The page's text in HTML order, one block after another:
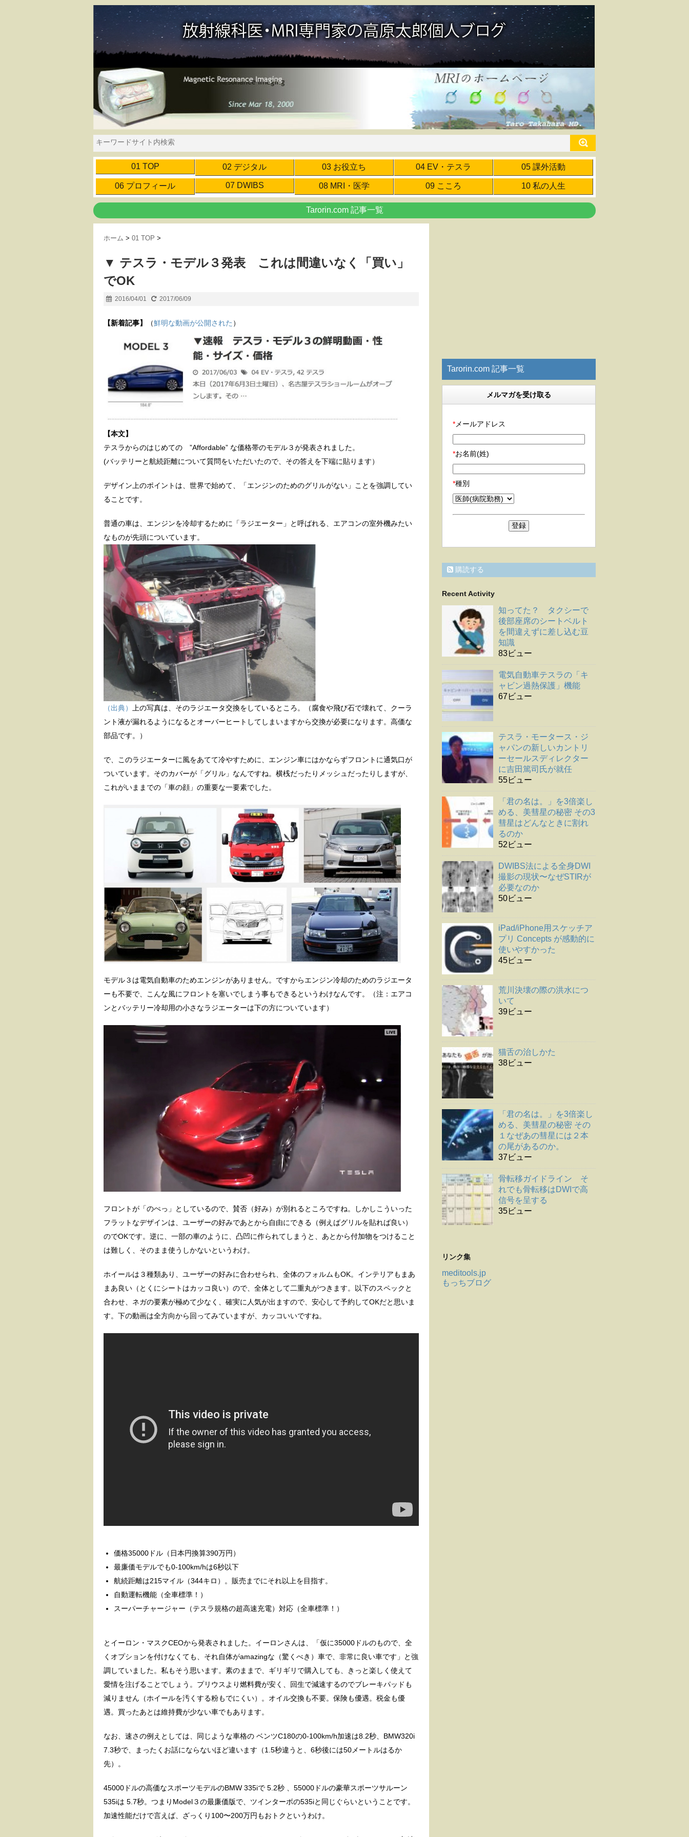
01 TOP 02 デジタル 03 お役立ち 04 EV・テスラ 05 課外活動
06 プロフィール 07 DWIBS 08 MRI・医学 09 こころ 10 私の人生
Tarorin.com 記事一覧
ホーム > 01 TOP >
▼ テスラ・モデル３発表 これは間違いなく「買い」
でOK
2016/04/01 2017/06/09
【新着記事】 （鮮明な動画が公開された ）
【本文】
テスラからのはじめての ”Affordable” な価格帯のモデル３が発表されました。
(バッテリーと航続距離について質問をいただいたので、その答えを下端に貼ります）
デザイン上のポイントは、世界で始めて、「エンジンのためのグリルがない」ことを強調してい
ることです。
普通の車は、エンジンを冷却するために「ラジエーター」と呼ばれる、エアコンの室外機みたい
なものが先頭についています。
（出典） 上の写真は、そのラジエータ交換をしているところ。（腐食や飛び石で壊れて、クーラ
ント液が漏れるようになるとオーバーヒートしてしまいますから交換が必要になります。高価な
部品です。）
で、このラジエーターに風をあてて冷やすために、エンジン車にはかならずフロントに通気口が
ついています。そのカバーが「グリル」なんですね。横桟だったりメッシュだったりしますが、
これがいままでの「車の顔」の重要な一要素でした。
モデル３は電気自動車のためエンジンがありません。ですからエンジン冷却のためのラジエータ
ーも不要で、こんな風にフロントを塞いでしまう事もできるというわけなんです。（注：エアコ
ンとバッテリー冷却用の小さなラジエーターは下の方についています）
フロントが「のぺっ」としているので、賛否（好み）が別れるところですね。しかしこういった
フラットなデザインは、ユーザーの好みであとから自由にできる（例えばグリルを貼れば良い）
のでOKです。逆に、一部の車のように、凸凹に作られてしまうと、あとから付加物をつけること
は難しく、そのまま使うしかないというわけ。
ホイールは３種類あり、ユーザーの好みに合わせられ、全体のフォルムもOK。インテリアもまあ
まあ良い（とくにシートはカッコ良い）ので、全体として二重丸がつきます。以下のスペックと
合わせ、ネガの要素が極めて少なく、確実に人気が出ますので、安心して予約してOKだと思いま
す。下の動画は全方向から回ってみていますが、カッコいいですね。
価格35000ドル（日本円換算390万円）
最廉価モデルでも0-100km/hは6秒以下
航続距離は215マイル（344キロ）。販売までにそれ以上を目指す。
自動運転機能（全車標準！）
スーパーチャージャー（テスラ規格の超高速充電）対応（全車標準！）
とイーロン・マスクCEOから発表されました。イーロンさんは、「仮に35000ドルのもので、全
くオプションを付けなくても、それ自体がamazingな（驚くべき）車で、非常に良い車です」と強
調していました。私もそう思います。素のままで、ギリギリで購入しても、きっと楽しく使えて
愛情を注げることでしょう。プリウスより燃料費が安く、回生で減速するのでブレーキパッドも
減りません（ホイールを汚くする粉もでにくい）。オイル交換も不要。保険も優遇。税金も優
遇。買ったあとは維持費が少ない車でもあります。
なお、速さの例えとしては、同じような車格の ベンツC180の0-100km/h加速は8.2秒、BMW320i
7.3秒で、まったくお話にならないほど違います（1.5秒違うと、6秒後には50メートルはるか
先）。
45000ドルの高価なスポーツモデルのBMW 335iで 5.2秒 、55000ドルの豪華スポーツサルーン
535iは 5.7秒。つまりModel３の最廉価版で、ツインターボの535iと同じぐらいということです。
加速性能だけで言えば、ざっくり100〜200万円もおトクというわけ。
Tarorin.com 記事一覧
メルマガを受け取る
* メールアドレス
*お名前(姓)
*種別
購読する
Recent Activity
知ってた？ タクシーで
後部座席のシートベルト
を間違えずに差し込む豆
知識
83ビュー
電気自動車テスラの「キ
ャビン過熱保護」機能
67ビュー
テスラ・モータース・ジ
ャパンの新しいカントリ
ーセールスディレクター
に吉田篤司氏が就任
55ビュー
「君の名は。」を3倍楽し
める、美彗星の秘密 その3
彗星はどんなときに割れ
るのか
52ビュー
DWIBS法による全身DWI
撮影の現状〜なぜSTIRが
必要なのか
50ビュー
iPad/iPhone用スケッチア
プリ Concepts が感動的に
使いやすかった
45ビュー
荒川決壊の際の洪水につ
いて
39ビュー
猫舌の治しかた
38ビュー
「君の名は。」を3倍楽し
める、美彗星の秘密 その
１なぜあの彗星には２本
の尾があるのか。
37ビュー
骨転移ガイドライン そ
れでも骨転移はDWIで高
信号を呈する
35ビュー
リンク集
meditools.jp
もっちブログ